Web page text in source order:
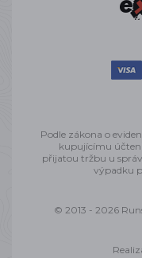
Podle zákona o
kupujícímu
přijatou tržbu u
výpadku
© 2013 - 2026